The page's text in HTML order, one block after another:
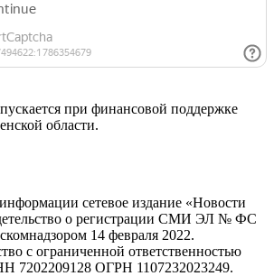
при финансовой поддержке
области.
сетевое издание «Новости
о регистрации СМИ ЭЛ № ФС
14 февраля 2022.
с ограниченной ответственностью
7202209128 ОГРН 1107232023249.